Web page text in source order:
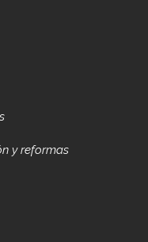
y reformas